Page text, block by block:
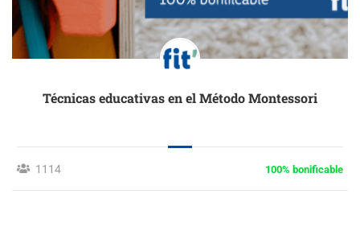
Técnicas educativas en el Método Montessori
1114 100% bonificable